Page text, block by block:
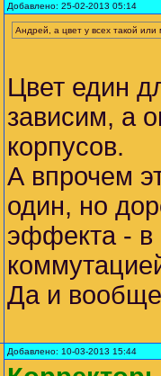
Добавлено: 25-02-2013 05:14
Андрей, а цвет у всех такой или
Цвет един
зависим, а
корпусов.
А впрочем
один, но
эффекта - в
Да и
Добавлено: 10-03-2013 15:44